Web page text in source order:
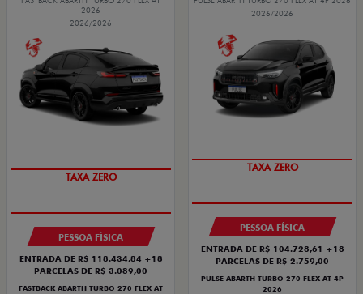
2026
2026/2026
TAXA ZERO
PESSOA FÍSICA
ENTRADA DE R$ 118.434,84 +18
PARCELAS DE R$ 3.089,00
FASTBACK ABARTH TURBO 270 FLEX AT
2026/2026
TAXA ZERO
PESSOA FÍSICA
ENTRADA DE R$ 104.728,61 +18
PARCELAS DE R$ 2.759,00
PULSE ABARTH TURBO 270 FLEX AT 4P
2026